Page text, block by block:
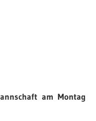
am Montag